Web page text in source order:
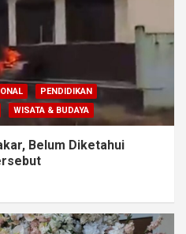
PENDIDIKAN
WISATA & BUDAYA
Belum Diketahui